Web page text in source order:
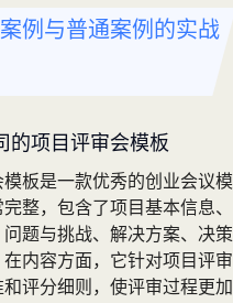
例与普通案例的实战
的项目评审会模板
板是一款优秀的创业会议模
整，包含了项目基本信息、
题与挑战、解决方案、决策
内容方面，它针对项目评审
评分细则，使评审过程更加